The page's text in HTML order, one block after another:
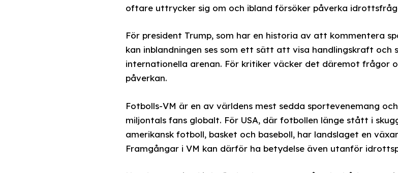
oftare uttrycker sig om och ibland försöker påverka
För president Trump, som har en historia av att kommentera
kan inblandningen ses som ett sätt att visa handlingskraft och
internationella arenan. För kritiker väcker det däremot frågor
påverkan.
Fotbolls-VM är en av världens mest sedda sportevenemang
miljontals fans globalt. För USA, där fotbollen länge stått i
amerikansk fotboll, basket och baseboll, har landslaget en
Framgångar i VM kan därför ha betydelse även utanför